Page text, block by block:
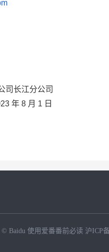
司长江分公司
年 8 月 1 日
© Baidu 使用爱番番前必读 沪ICP